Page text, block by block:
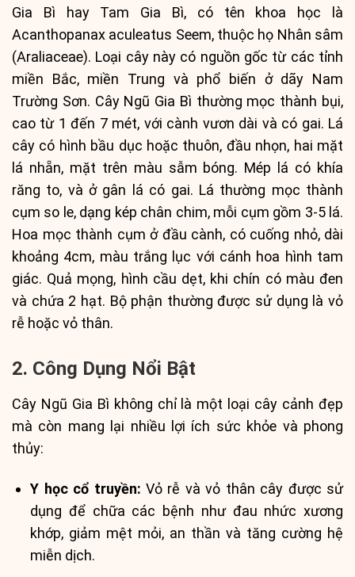
Gia Bì hay Tam Gia Bì, có tên khoa học là
Acanthopanax aculeatus Seem, thuộc họ Nhân sâm
(Araliaceae). Loại cây này có nguồn gốc từ các tỉnh
miền Bắc, miền Trung và phổ biến ở dãy Nam
Trường Sơn. Cây Ngũ Gia Bì thường mọc thành bụi,
cao từ 1 đến 7 mét, với cành vươn dài và có gai. Lá
cây có hình bầu dục hoặc thuôn, đầu nhọn, hai mặt
lá nhẵn, mặt trên màu sẫm bóng. Mép lá có khía
răng to, và ở gân lá có gai. Lá thường mọc thành
cụm so le, dạng kép chân chim, mỗi cụm gồm 3-5 lá.
Hoa mọc thành cụm ở đầu cành, có cuống nhỏ, dài
khoảng 4cm, màu trắng lục với cánh hoa hình tam
giác. Quả mọng, hình cầu dẹt, khi chín có màu đen
và chứa 2 hạt. Bộ phận thường được sử dụng là vỏ
rễ hoặc vỏ thân.
2. Công Dụng Nổi Bật
Cây Ngũ Gia Bì không chỉ là một loại cây cảnh đẹp
mà còn mang lại nhiều lợi ích sức khỏe và phong
thủy:
Y học cổ truyền: Vỏ rễ và vỏ thân cây được sử
dụng để chữa các bệnh như đau nhức xương
khớp, giảm mệt mỏi, an thần và tăng cường hệ
miễn dịch.